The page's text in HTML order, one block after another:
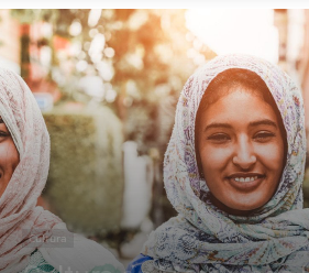
Cultura